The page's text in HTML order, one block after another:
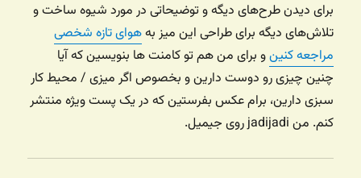
برای دیدن طرح‌های دیگه و توضیحاتی در مورد شیوه ساخت و
تلاش‌های دیگه برای طراحی این میز بههوای تازه شخصی
مراجعه کنینو برای من هم تو کامنت ها بنویسین که آیا
چنین چیزی رو دوست دارین و بخصوص اگر میزی / محیط کار
سبزی دارین، برام عکس بفرستین که در یک پست ویژه منتشر
کنم. من jadijadi روی جیمیل.